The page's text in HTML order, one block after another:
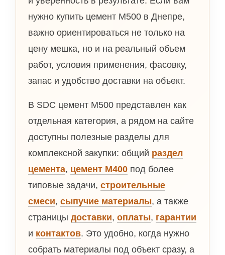
нужно купить цемент М500 в Днепре,
важно ориентироваться не только на
цену мешка, но и на реальный объем
работ, условия применения, фасовку,
запас и удобство доставки на объект.
В SDC цемент М500 представлен как
отдельная категория, а рядом на сайте
доступны полезные разделы для
комплексной закупки: общий раздел
цемента, цемент М400 под более
типовые задачи, строительные
смеси, сыпучие материалы, а также
страницы доставки, оплаты, гарантии
и контактов. Это удобно, когда нужно
собрать материалы под объект сразу, а